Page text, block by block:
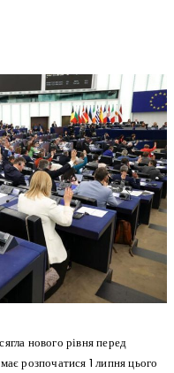
нового рівня перед
розпочатися 1 липня цього